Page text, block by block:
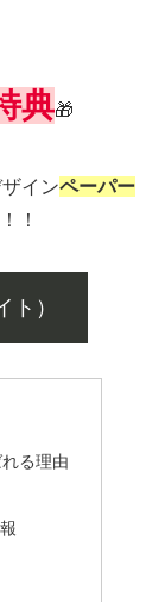
典🎁
インペーパー
！！
）
る理由